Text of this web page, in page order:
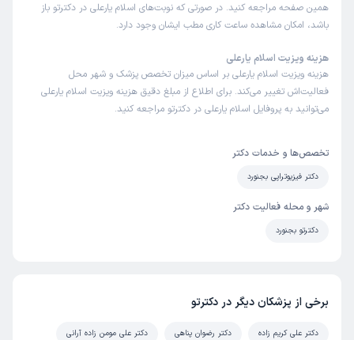
همین صفحه مراجعه کنید. در صورتی که نوبت‌های اسلام یارعلی در دکترتو باز
باشد، امکان مشاهده ساعت کاری مطب ایشان وجود دارد.
هزینه ویزیت اسلام یارعلی
هزینه ویزیت اسلام یارعلی بر اساس میزان تخصص پزشک و شهر محل
فعالیت‌اش تغییر می‌کند. برای اطلاع از مبلغ دقیق هزینه ویزیت اسلام یارعلی
می‌توانید به پروفایل اسلام یارعلی در دکترتو مراجعه کنید.
تخصص‌ها و خدمات دکتر
دکتر فیزیوتراپی بجنورد
شهر و محله فعالیت دکتر
دکترتو بجنورد
برخی از پزشکان دیگر در دکترتو
دکتر علی کریم زاده دکتر رضوان پناهی دکتر علی مومن زاده آرانی